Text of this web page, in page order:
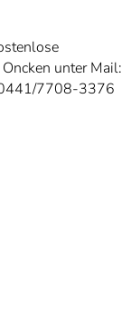
unter Mail:
0441/7708-3376